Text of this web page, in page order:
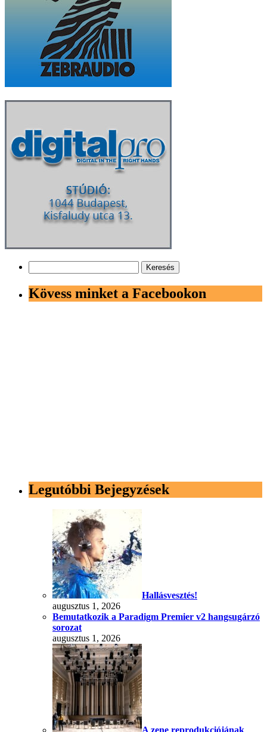
Kövess minket a Facebookon
Legutóbbi Bejegyzések
Hallásvesztés!
augusztus 1, 2026
Bemutatkozik a Paradigm Premier v2 hangsugárzó
sorozat
augusztus 1, 2026